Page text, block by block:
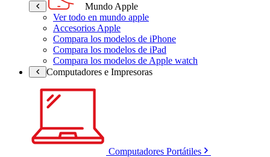
Mundo Apple
Ver todo en mundo apple
Accesorios Apple
Compara los modelos de iPhone
Compara los modelos de iPad
Compara los modelos de Apple watch
Computadores e Impresoras
Computadores Portátiles